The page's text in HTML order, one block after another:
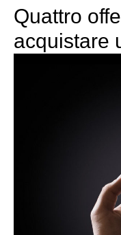
Quattro
acquistare